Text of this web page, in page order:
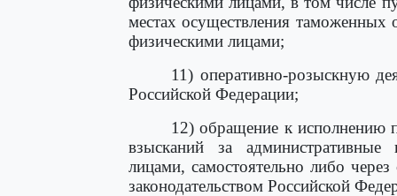
местах осуществления
физическими лицами;
11) оперативно-розыскную
Российской Федерации;
12) обращение к исполнению
взысканий за
лицами, самостоятельно либо
законодательством Российской